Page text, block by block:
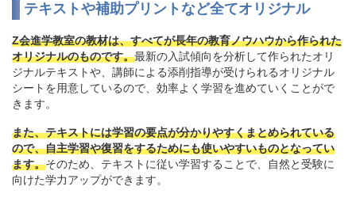
テキストや補助プリントなど全てオリジナル
Z会進学教室の教材は、すべてが長年の教育ノウハウから作られた
オリジナルのものです。最新の入試傾向を分析して作られたオリ
ジナルテキストや、講師による添削指導が受けられるオリジナル
シートを用意しているので、効率よく学習を進めていくことがで
きます。
また、テキストには学習の要点が分かりやすくまとめられている
ので、自主学習や復習をするためにも使いやすいものとなってい
ます。そのため、テキストに従い学習することで、自然と受験に
向けた学力アップができます。